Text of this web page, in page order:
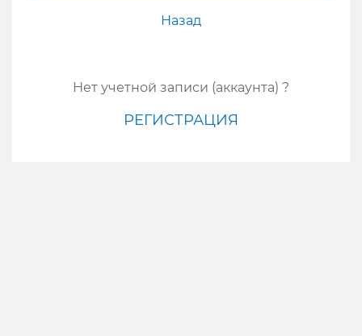
Назад
Нет учетной записи (аккаунта) ?
РЕГИСТРАЦИЯ